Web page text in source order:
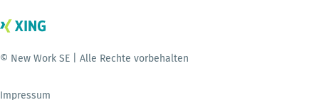
© New Work SE | Alle Rechte vorbehalten
Impressum